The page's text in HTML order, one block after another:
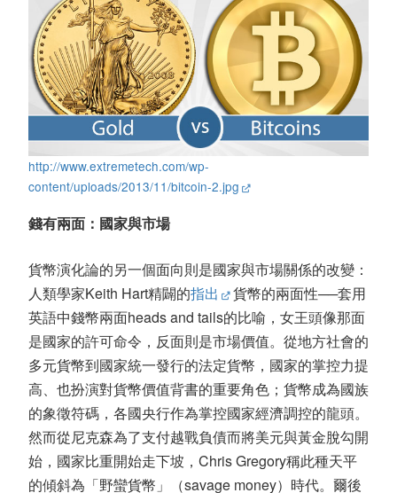
http://www.extremetech.com/wp-
content/uploads/2013/11/bitcoin-2.jpg
錢有兩面：國家與市場
貨幣演化論的另一個面向則是國家與市場關係的改變：
人類學家Keith Hart精闢的指出
貨幣的兩面性──套用
英語中錢幣兩面heads and tails的比喻，女王頭像那面
是國家的許可命令，反面則是市場價值。從地方社會的
多元貨幣到國家統一發行的法定貨幣，國家的掌控力提
高、也扮演對貨幣價值背書的重要角色；貨幣成為國族
的象徵符碼，各國央行作為掌控國家經濟調控的龍頭。
然而從尼克森為了支付越戰負債而將美元與黃金脫勾開
始，國家比重開始走下坡，Chris Gregory稱此種天平
的傾斜為「野蠻貨幣」（savage money）時代。爾後